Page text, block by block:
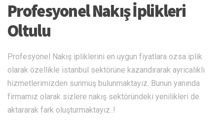
Profesyonel Nakış İplikleri
Oltulu
Profesyonel Nakış ipliklerini en uygun fiyatlara ozsa iplik
olarak özellikle istanbul sektörüne kazandırarak ayrıcalıklı
hizmetlerimizden sunmuş bulunmaktayız. Bunun yanında
firmamız olarak sizlere nakış sektöründeki yenilikleri de
aktararak fark oluşturmaktayız..!